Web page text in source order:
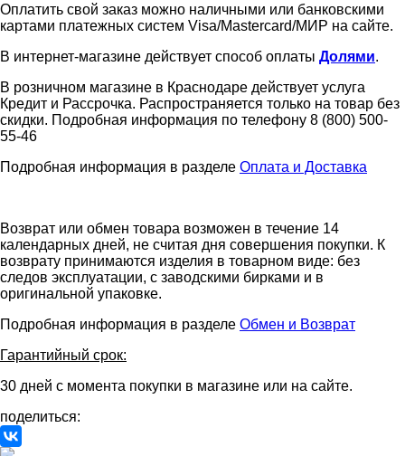
Оплатить свой заказ можно наличными или банковскими
картами платежных систем Visa/Mastercard/МИР на сайте.
В интернет-магазине действует способ оплаты Долями.
В розничном магазине в Краснодаре действует услуга
Кредит и Рассрочка. Распространяется только на товар без
скидки. Подробная информация по телефону 8 (800) 500-
55-46
Подробная информация в разделе Оплата и Доставка
Возврат или обмен товара возможен в течение 14
календарных дней, не считая дня совершения покупки. К
возврату принимаются изделия в товарном виде: без
следов эксплуатации, с заводскими бирками и в
оригинальной упаковке.
Подробная информация в разделе Обмен и Возврат
Гарантийный срок:
30 дней с момента покупки в магазине или на сайте.
поделиться: